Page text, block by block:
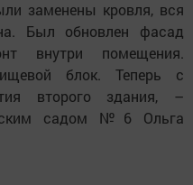
заменены кровля, вся
Был обновлен фасад
внутри помещения.
блок. Теперь с
второго здания, –
садом №6 Ольга